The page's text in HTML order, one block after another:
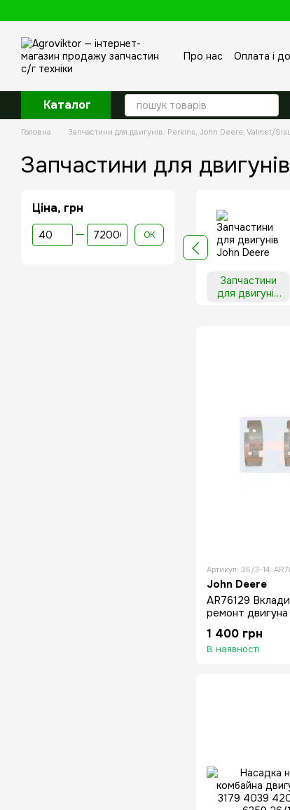
Про нас Оплата і
Каталог
Головна Запчастини для двигунів: Perkins, John Deere, Valmet/
Запчастини для
Запчастини
для двигунів
Артикул: 26/3-14,
John Deere
AR76129
ремонт
1 400 грн
В наявності
Ціна, грн
Від Ціна, грн
До Ціна, грн ОК